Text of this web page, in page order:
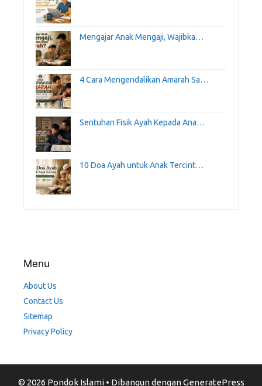
Mengajar Anak Mengaji, Wajibka…
4 Cara Mengendalikan Amarah Sa…
Sentuhan Fisik Ayah Kepada Ana…
10 Doa Ayah untuk Anak Tercint…
Menu
About Us
Contact Us
Sitemap
Privacy Policy
© 2026 Pondok Islami• Dibangun denganGeneratePress